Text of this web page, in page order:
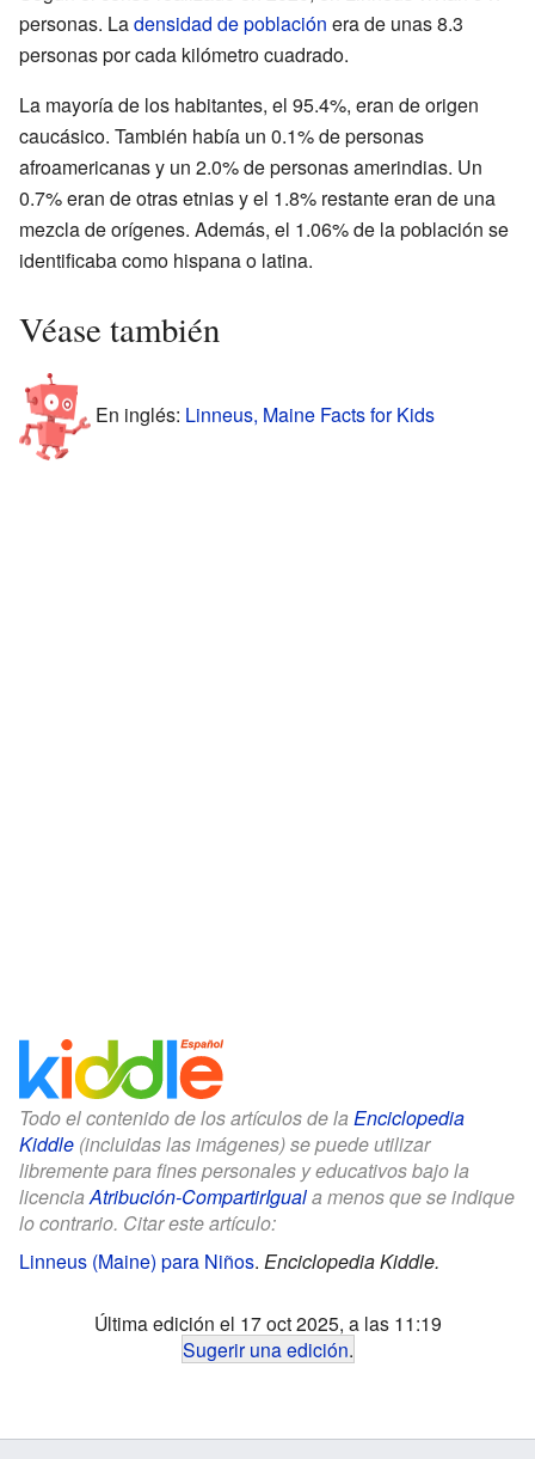
personas. Ladensidad de población era de unas 8.3
personas por cada kilómetro cuadrado.
La mayoría de los habitantes, el 95.4%, eran de origen
caucásico. También había un 0.1% de personas
afroamericanas y un 2.0% de personas amerindias. Un
0.7% eran de otras etnias y el 1.8% restante eran de una
mezcla de orígenes. Además, el 1.06% de la población se
identificaba como hispana o latina.
Véase también
En inglés: Linneus, Maine Facts for Kids
Todo el contenido de los artículos de la Enciclopedia
Kiddle (incluidas las imágenes) se puede utilizar
libremente para fines personales y educativos bajo la
licenciaAtribución-CompartirIguala menos que se indique
lo contrario. Citar este artículo:
Linneus (Maine) para Niños. Enciclopedia Kiddle.
Última edición el 17 oct 2025, a las 11:19
Sugerir una edición.